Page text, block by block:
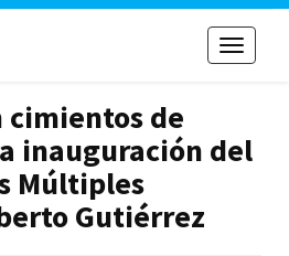
Toggle
cimientos de
inauguración del
Múltiples
Gutiérrez